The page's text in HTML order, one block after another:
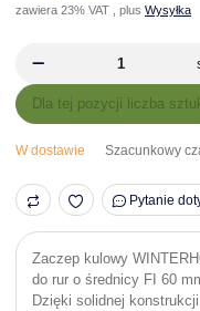
zawiera 23% VAT , plus Wysyłka
xDla tej pozycji liczba
W dostawie Szacunkowy
Pytanie
Zaczep kulowy
do rur o średnicy FI 60
Dzięki solidnej